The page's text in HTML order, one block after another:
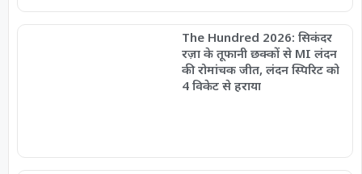
The Hundred 2026: सिकंदर
रज़ा के तूफानी छक्कों से MI लंदन
की रोमांचक जीत, लंदन स्पिरिट को
4 विकेट से हराया